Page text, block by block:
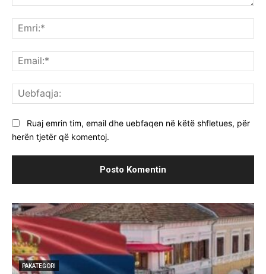
Ruaj emrin tim, email dhe uebfaqen në këtë shfletues, për
herën tjetër që komentoj.
PAKATEGORI